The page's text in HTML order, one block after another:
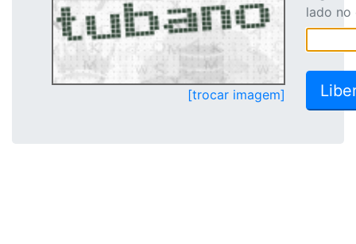
[trocar imagem]
lado no